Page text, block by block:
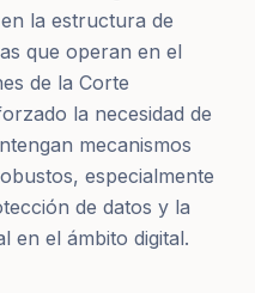
la estructura de
que operan en el
de la Corte
la necesidad de
mecanismos
especialmente
de datos y la
en el ámbito digital.